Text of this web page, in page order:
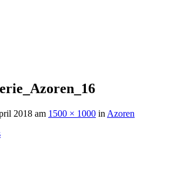
2018 am 1500 × 1000 in Azoren